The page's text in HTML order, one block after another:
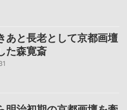
あと長老として京都画壇
た森寛斎